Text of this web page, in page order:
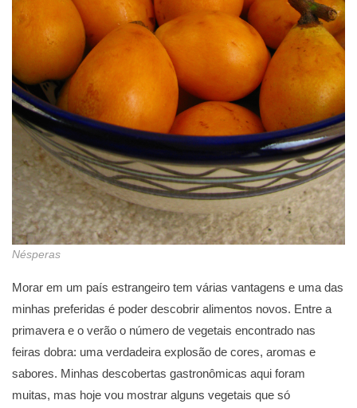
Nésperas
Morar em um país estrangeiro tem várias vantagens e uma das
minhas preferidas é poder descobrir alimentos novos. Entre a
primavera e o verão o número de vegetais encontrado nas
feiras dobra: uma verdadeira explosão de cores, aromas e
sabores. Minhas descobertas gastronômicas aqui foram
muitas, mas hoje vou mostrar alguns vegetais que só